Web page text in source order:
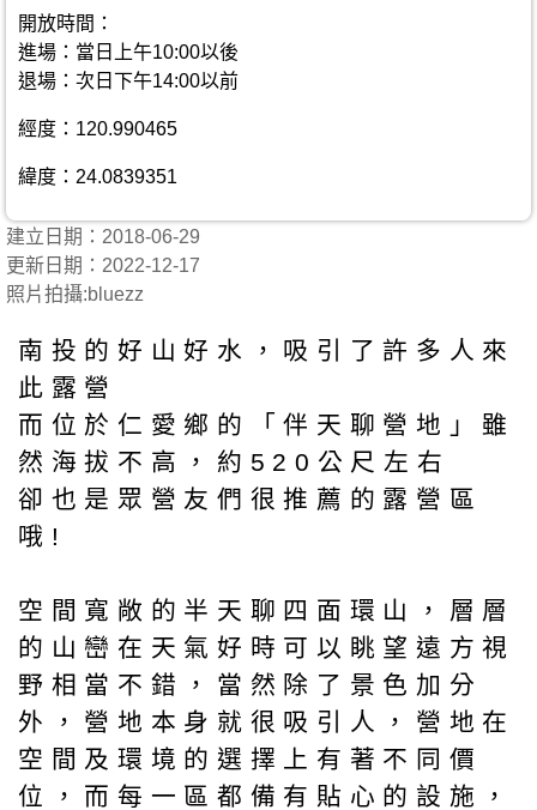
開放時間：
進場：當日上午10:00以後
退場：次日下午14:00以前
經度：120.990465
緯度：24.0839351
建立日期：2018-06-29
更新日期：2022-12-17
照片拍攝:bluezz
南投的好山好水，吸引了許多人來
此露營
而位於仁愛鄉的「伴天聊營地」雖
然海拔不高，約520公尺左右
卻也是眾營友們很推薦的露營區
哦!
空間寬敞的半天聊四面環山，層層
的山巒在天氣好時可以眺望遠方視
野相當不錯，當然除了景色加分
外，營地本身就很吸引人，營地在
空間及環境的選擇上有著不同價
位，而每一區都備有貼心的設施，